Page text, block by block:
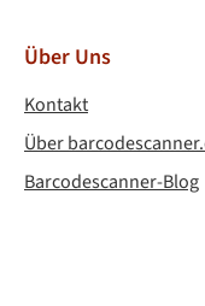
Über Uns
Kontakt
Über
Barcodescanner-Blog